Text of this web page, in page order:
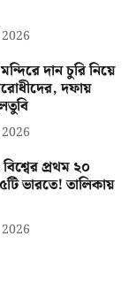
দান চুরি নিয়ে
দফায়
প্রথম ২০
ভারতে! তালিকায়